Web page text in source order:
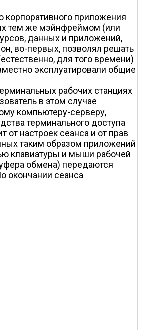
корпоративного приложения
тем же мэйнфреймом (или
данных и приложений,
во-первых, позволял решать
для того времени)
эксплуатировали общие
рабочих станциях
в этом случае
компьютеру-серверу,
терминального доступа
настроек сеанса и от прав
таким образом приложений
клавиатуры и мыши рабочей
обмена) передаются
окончании сеанса